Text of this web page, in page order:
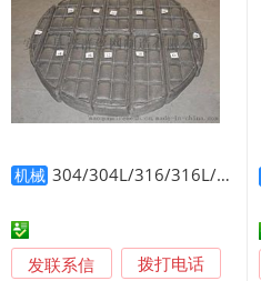
机械 304/304L/316/316L/321/310S丝网除沫器、丝网除雾器、捕沫器、捕雾器厂家茂群丝网
发联系信 拨打电话